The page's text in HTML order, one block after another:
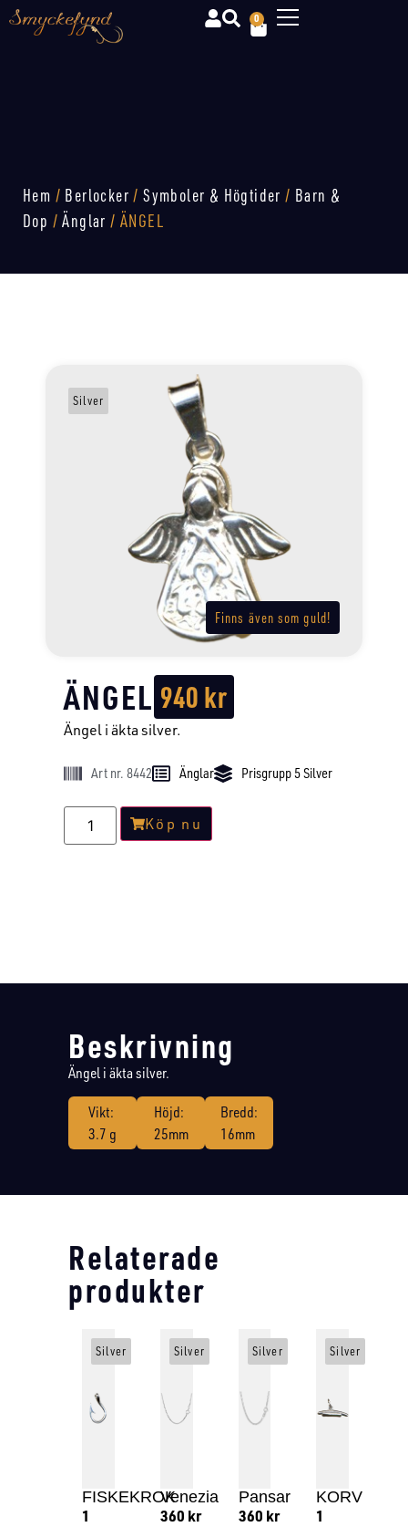
0
Hem / Berlocker /Symboler & Högtider / Barn &
Dop /Änglar / ÄNGEL
Finns även som guld!
Silver
ÄNGEL 940kr
Ängel i äkta silver.
Art nr. 8442 Änglar Prisgrupp 5 Silver
Köp nu
Beskrivning
Ängel i äkta silver.
Vikt:
3.7 g
Höjd:
25mm
Bredd:
16mm
Relaterade
produkter
FISKEKROK
1
Silver
Venezia
360 kr
Silver
Pansar
360 kr
Silver
KORV
1
Silver